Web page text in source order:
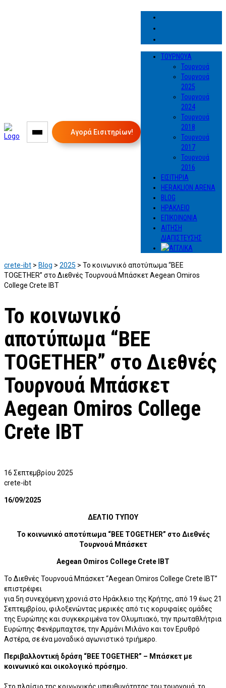
Αγορά Εισιτηρίων!
ΤΟΥΡΝΟΥΑ
Τουρνουά
Τουρνουά
2025
Τουρνουά
2024
Τουρνουά
2018
Τουρνουά
2017
Τουρνουά
2016
ΕΙΣΙΤΗΡΙΑ
HERAKLION ARENA
BLOG
ΗΡΑΚΛΕΙΟ
ΕΠΙΚΟΙΝΩΝΙΑ
ΑΙΤΗΣΗ
ΔΙΑΠΙΣΤΕΥΣΗΣ
crete-ibt > Blog > 2025 > Το κοινωνικό αποτύπωμα “BEE
TOGETHER” στο Διεθνές Τουρνουά Μπάσκετ Aegean Omiros
College Crete IBT
Το κοινωνικό
αποτύπωμα “BEE
TOGETHER” στο Διεθνές
Τουρνουά Μπάσκετ
Aegean Omiros College
Crete IBT
16 Σεπτεμβρίου 2025
crete-ibt
16/09/2025
ΔΕΛΤΙΟ ΤΥΠΟΥ
Το κοινωνικό αποτύπωμα “BEE TOGETHER” στο Διεθνές
Τουρνουά Μπάσκετ
Aegean Omiros College Crete IBT
Το Διεθνές Τουρνουά Μπάσκετ “Aegean Omiros College Crete IBT”
επιστρέφει
για 5η συνεχόμενη χρονιά στο Ηράκλειο της Κρήτης, από 19 έως 21
Σεπτεμβρίου, φιλοξενώντας μερικές από τις κορυφαίες ομάδες
της Ευρώπης και συγκεκριμένα τον Ολυμπιακό, την πρωταθλήτρια
Ευρώπης Φενέρμπαχτσε, την Αρμάνι Μιλάνο και τον Ερυθρό
Αστέρα, σε ένα μοναδικό αγωνιστικό τριήμερο.
Περιβαλλοντική δράση “BEE TOGETHER” – Μπάσκετ με
κοινωνικό και οικολογικό πρόσημο.